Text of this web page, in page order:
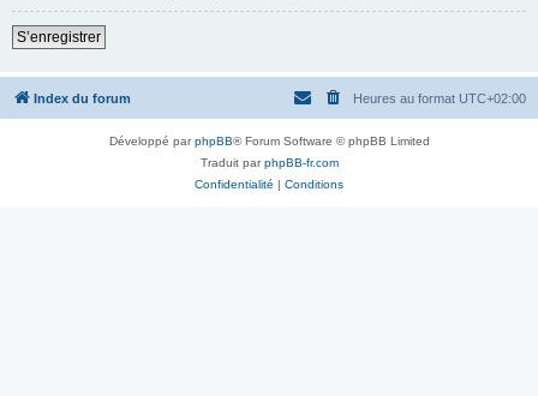
S’enregistrer
Index du forum Heures au format UTC+02:00
Développé parphpBB® Forum Software © phpBB Limited
Traduit parphpBB-fr.com
Confidentialité | Conditions